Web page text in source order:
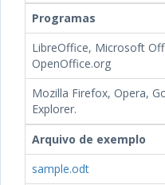
Programas
LibreOffice, Microsoft
OpenOffice.org
Mozilla Firefox, Opera,
Explorer.
Arquivo de exemplo
sample.odt